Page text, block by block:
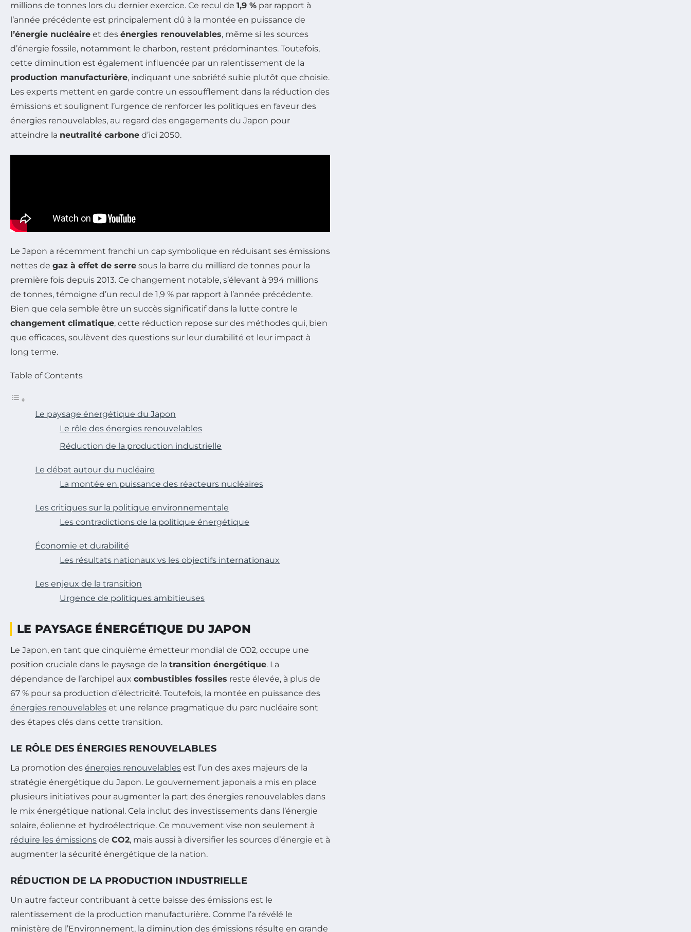
millions de tonnes lors du dernier exercice. Ce recul de 1,9 % par rapport à
l’année précédente est principalement dû à la montée en puissance de
l’énergie nucléaire et des énergies renouvelables, même si les sources
d’énergie fossile, notamment le charbon, restent prédominantes. Toutefois,
cette diminution est également influencée par un ralentissement de la
production manufacturière, indiquant une sobriété subie plutôt que choisie.
Les experts mettent en garde contre un essoufflement dans la réduction des
émissions et soulignent l’urgence de renforcer les politiques en faveur des
énergies renouvelables, au regard des engagements du Japon pour
atteindre la neutralité carbone d’ici 2050.
Le Japon a récemment franchi un cap symbolique en réduisant ses émissions
nettes de gaz à effet de serre sous la barre du milliard de tonnes pour la
première fois depuis 2013. Ce changement notable, s’élevant à 994 millions
de tonnes, témoigne d’un recul de 1,9 % par rapport à l’année précédente.
Bien que cela semble être un succès significatif dans la lutte contre le
changement climatique, cette réduction repose sur des méthodes qui, bien
que efficaces, soulèvent des questions sur leur durabilité et leur impact à
long terme.
Table of Contents
Le paysage énergétique du Japon
Le rôle des énergies renouvelables
Réduction de la production industrielle
Le débat autour du nucléaire
La montée en puissance des réacteurs nucléaires
Les critiques sur la politique environnementale
Les contradictions de la politique énergétique
Économie et durabilité
Les résultats nationaux vs les objectifs internationaux
Les enjeux de la transition
Urgence de politiques ambitieuses
LE PAYSAGE ÉNERGÉTIQUE DU JAPON
Le Japon, en tant que cinquième émetteur mondial de CO2, occupe une
position cruciale dans le paysage de la transition énergétique. La
dépendance de l’archipel aux combustibles fossiles reste élevée, à plus de
67 % pour sa production d’électricité. Toutefois, la montée en puissance des
énergies renouvelables et une relance pragmatique du parc nucléaire sont
des étapes clés dans cette transition.
LE RÔLE DES ÉNERGIES RENOUVELABLES
La promotion des énergies renouvelables est l’un des axes majeurs de la
stratégie énergétique du Japon. Le gouvernement japonais a mis en place
plusieurs initiatives pour augmenter la part des énergies renouvelables dans
le mix énergétique national. Cela inclut des investissements dans l’énergie
solaire, éolienne et hydroélectrique. Ce mouvement vise non seulement à
réduire les émissions de CO2, mais aussi à diversifier les sources d’énergie et à
augmenter la sécurité énergétique de la nation.
RÉDUCTION DE LA PRODUCTION INDUSTRIELLE
Un autre facteur contribuant à cette baisse des émissions est le
ralentissement de la production manufacturière. Comme l’a révélé le
ministère de l’Environnement, la diminution des émissions résulte en grande